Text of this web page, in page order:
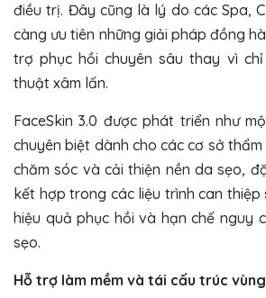
điều trị. Đây cũng là lý do các Spa,
càng ưu tiên những giải pháp đồng
trợ phục hồi chuyên sâu thay vì
thuật xâm lấn.
FaceSkin 3.0 được phát triển như
chuyên biệt dành cho các cơ sở
chăm sóc và cải thiện nền da sẹo,
kết hợp trong các liệu trình can thiệp
hiệu quả phục hồi và hạn chế nguy
sẹo.
Hỗ trợ làm mềm và tái cấu trúc